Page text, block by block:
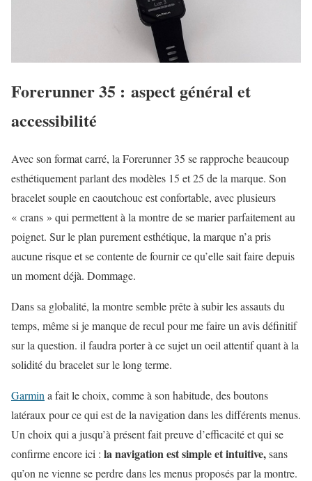
Forerunner 35 : aspect général et
accessibilité
Avec son format carré, la Forerunner 35 se rapproche beaucoup
esthétiquement parlant des modèles 15 et 25 de la marque. Son
bracelet souple en caoutchouc est confortable, avec plusieurs
« crans » qui permettent à la montre de se marier parfaitement au
poignet. Sur le plan purement esthétique, la marque n’a pris
aucune risque et se contente de fournir ce qu’elle sait faire depuis
un moment déjà. Dommage.
Dans sa globalité, la montre semble prête à subir les assauts du
temps, même si je manque de recul pour me faire un avis définitif
sur la question. il faudra porter à ce sujet un oeil attentif quant à la
solidité du bracelet sur le long terme.
Garmin a fait le choix, comme à son habitude, des boutons
latéraux pour ce qui est de la navigation dans les différents menus.
Un choix qui a jusqu’à présent fait preuve d’efficacité et qui se
confirme encore ici : la navigation est simple et intuitive,sans
qu’on ne vienne se perdre dans les menus proposés par la montre.